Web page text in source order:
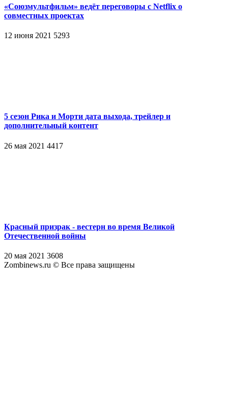
«Союзмультфильм» ведёт переговоры с Netflix о
совместных проектах
12 июня 2021 5293
5 сезон Рика и Морти дата выхода, трейлер и
дополнительный контент
26 мая 2021 4417
Красный призрак - вестерн во время Великой
Отечественной войны
20 мая 2021 3608
Zombinews.ru © Все права защищены